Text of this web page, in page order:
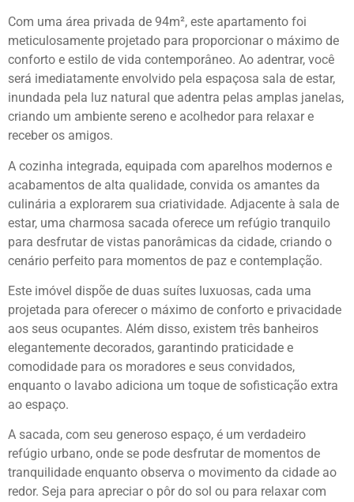
Com uma área privada de 94m², este apartamento foi
meticulosamente projetado para proporcionar o máximo de
conforto e estilo de vida contemporâneo. Ao adentrar, você
será imediatamente envolvido pela espaçosa sala de estar,
inundada pela luz natural que adentra pelas amplas janelas,
criando um ambiente sereno e acolhedor para relaxar e
receber os amigos.
A cozinha integrada, equipada com aparelhos modernos e
acabamentos de alta qualidade, convida os amantes da
culinária a explorarem sua criatividade. Adjacente à sala de
estar, uma charmosa sacada oferece um refúgio tranquilo
para desfrutar de vistas panorâmicas da cidade, criando o
cenário perfeito para momentos de paz e contemplação.
Este imóvel dispõe de duas suítes luxuosas, cada uma
projetada para oferecer o máximo de conforto e privacidade
aos seus ocupantes. Além disso, existem três banheiros
elegantemente decorados, garantindo praticidade e
comodidade para os moradores e seus convidados,
enquanto o lavabo adiciona um toque de sofisticação extra
ao espaço.
A sacada, com seu generoso espaço, é um verdadeiro
refúgio urbano, onde se pode desfrutar de momentos de
tranquilidade enquanto observa o movimento da cidade ao
redor. Seja para apreciar o pôr do sol ou para relaxar com